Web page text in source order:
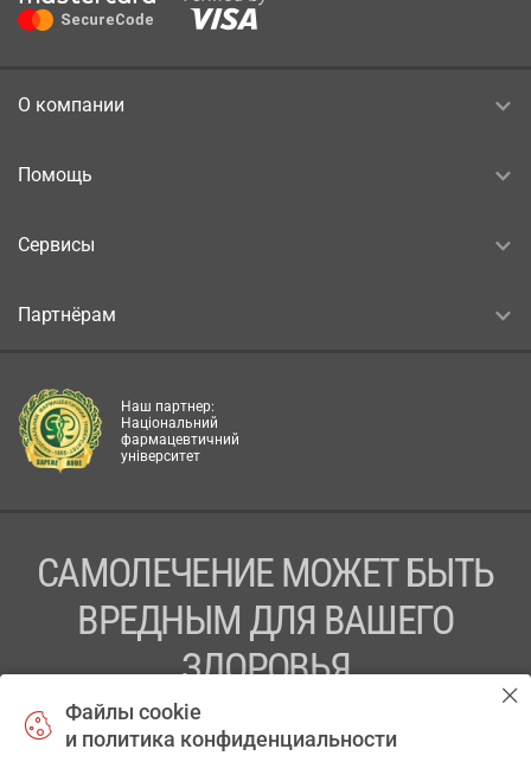
О компании
Помощь
Сервисы
Партнёрам
Наш партнер:
Національний
фармацевтичний
університет
САМОЛЕЧЕНИЕ МОЖЕТ БЫТЬ
ВРЕДНЫМ ДЛЯ ВАШЕГО
ЗДОРОВЬЯ
ПЕРЕД ПРИМЕНЕНИЕМ ПРЕПАРАТА
ПРОКОНСУЛЬТИРУЙТЕСЬ С ВРАЧОМ
Файлы cookie
и политика конфиденциальности